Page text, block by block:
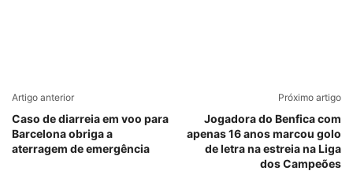
Artigo anterior
Caso de diarreia em voo para
Barcelona obriga a
aterragem de emergência
Próximo artigo
Jogadora do Benfica com
apenas 16 anos marcou golo
de letra na estreia na Liga
dos Campeões